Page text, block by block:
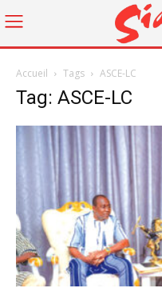
Accueil Tags ASCE-LC
Tag: ASCE-LC